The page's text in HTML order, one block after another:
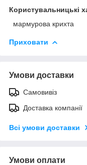
Користувальницькі
мармурова крихта
Приховати
Умови доставки
Самовивіз
Доставка компанії
Всі умови доставки
Умови оплати